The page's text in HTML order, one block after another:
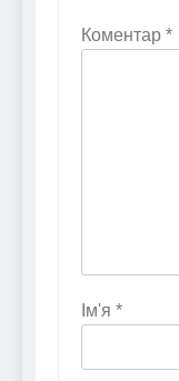
Коментар *
Ім'я *